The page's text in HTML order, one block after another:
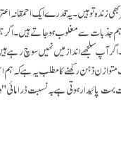
بھی زندہ تو ہیں۔ یہ قدرے ایک
ہم جذبات سے مغلوب ہو جاتے ہیں۔ اگر
آپ سلجھے انداز میں نہیں سوچ رہے
ذہن رکھنے کا مطلب یہ ہے کہ ہم
پائیدار ہوتی ہے بہ نسبت